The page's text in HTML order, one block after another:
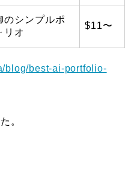
のシンプルポ
リオ
$11〜
blog/best-ai-portfolio-
。